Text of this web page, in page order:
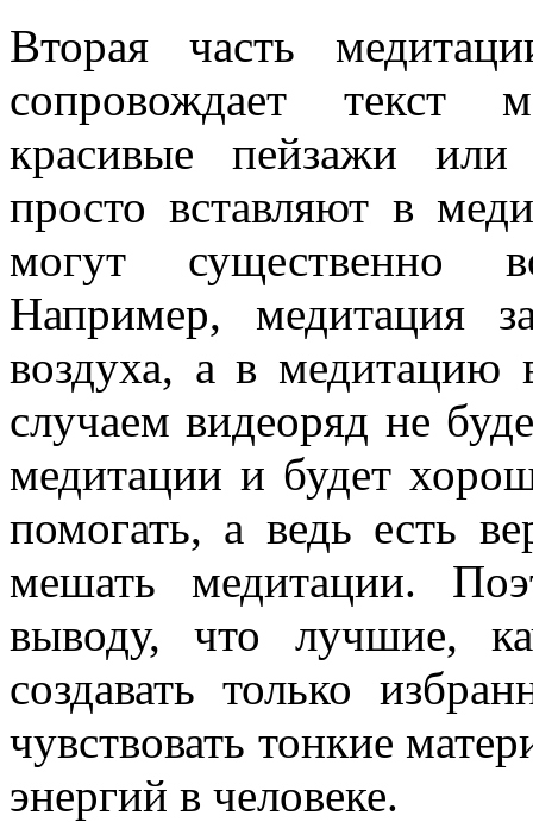
Вторая часть
сопровождает текст
красивые пейзажи или
просто вставляют в
могут существенно
Например, медитация
воздуха, а в медитацию
случаем видеоряд не
медитации и будет
помогать, а ведь есть
мешать медитации.
выводу, что лучшие,
создавать только
чувствовать тонкие
энергий в человеке.